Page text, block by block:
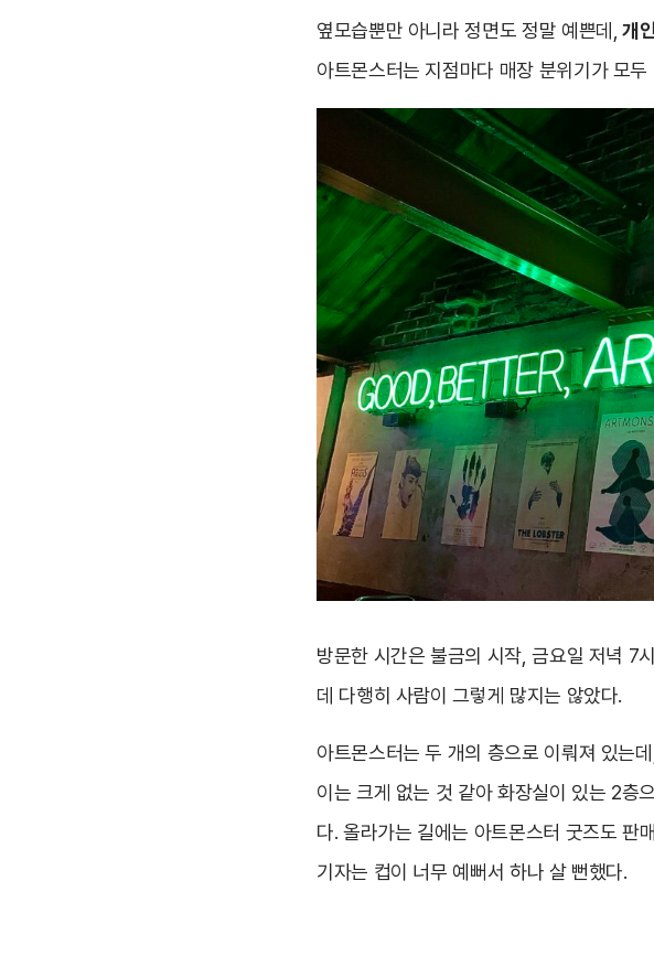
옆모습뿐만 아니라 정면도 정말 예쁜데, 개
아트몬스터는 지점마다 매장 분위기가 모
방문한 시간은 불금의 시작, 금요일 저녁 7
데 다행히 사람이 그렇게 많지는 않았다.
아트몬스터는 두 개의 층으로 이뤄져 있는
이는 크게 없는 것 같아 화장실이 있는 2층
다. 올라가는 길에는 아트몬스터 굿즈도 판
기자는 컵이 너무 예뻐서 하나 살 뻔했다.